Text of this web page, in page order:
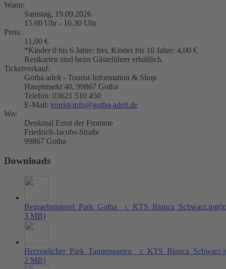
Wann:
Samstag, 19.09.2026
15.00 Uhr - 16.30 Uhr
Preis:
11,00 €
*Kinder 0 bis 6 Jahre: frei, Kinder bis 16 Jahre: 4,00 €
Restkarten sind beim Gästeführer erhältlich.
Ticketverkauf:
Gotha adelt - Tourist-Information & Shop
Hauptmarkt 40, 99867 Gotha
Telefon: 03621 510 450
E-Mail: tourist-info@gotha-adelt.de
Wo:
Denkmal Ernst der Fromme
Friedrich-Jacobs-Straße
99867 Gotha
Downloads
Begraebnisinsel_Park_Gotha__c_KTS_Bianca_Schwarz.jpg
3 MB)
2 MB)